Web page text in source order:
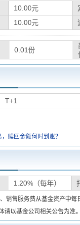
10.00元
10.00元
0.01份
T+1
赎回金额何时到账？
1.20%（每年）
销售服务费从基金资产中每
请以基金公司相关公告为准。